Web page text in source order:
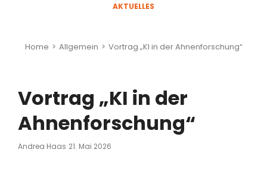
AKTUELLES
Home > Allgemein > Vortrag „KI in der Ahnenforschung“
Vortrag „KI in der
Ahnenforschung“
Andrea Haas Posted
21. Mai 2026